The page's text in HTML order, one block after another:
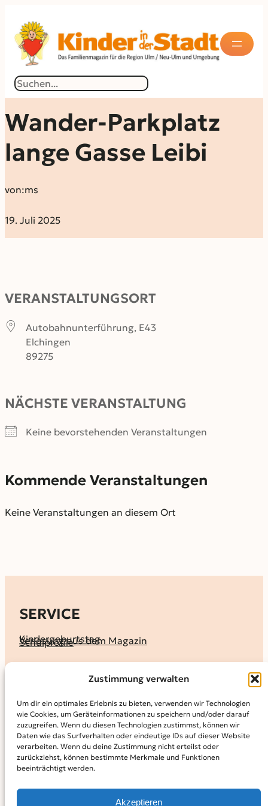
Zustimmung verwalten
Um dir ein optimales Erlebnis zu bieten, verwenden wir Technologien
wie Cookies, um Geräteinformationen zu speichern und/oder darauf
zuzugreifen. Wenn du diesen Technologien zustimmst, können wir
Daten wie das Surfverhalten oder eindeutige IDs auf dieser Website
verarbeiten. Wenn du deine Zustimmung nicht erteilst oder
zurückziehst, können bestimmte Merkmale und Funktionen
beeinträchtigt werden.
Akzeptieren
Suchen
Wander-Parkplatz
lange Gasse Leibi
von:ms
19. Juli 2025
VERANSTALTUNGSORT
Autobahnunterführung, E43
Elchingen
89275
NÄCHSTE VERANSTALTUNG
Keine bevorstehenden Veranstaltungen
Kommende Veranstaltungen
Keine Veranstaltungen an diesem Ort
SERVICE
Kindergeburtstag
Verlosung aus dem Magazin
Schulprofile
KALENDER
MAGAZIN
KidS-Ausgaben online lesen
Abonnement
Archiv
INFO